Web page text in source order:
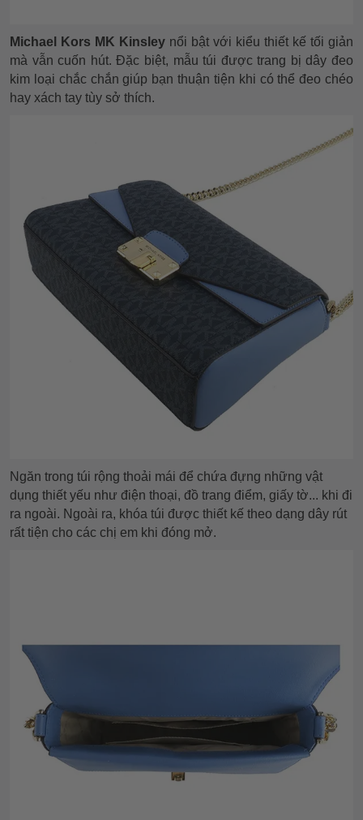
Michael Kors MK Kinsley nổi bật với kiểu thiết kế tối giản
mà vẫn cuốn hút. Đặc biệt, mẫu túi được trang bị dây đeo
kim loại chắc chắn giúp bạn thuận tiện khi có thể đeo chéo
hay xách tay tùy sở thích.
Ngăn trong túi rộng thoải mái để chứa đựng những vật
dụng thiết yếu như điện thoại, đồ trang điểm, giấy tờ... khi đi
ra ngoài. Ngoài ra, khóa túi được thiết kế theo dạng dây rút
rất tiện cho các chị em khi đóng mở.